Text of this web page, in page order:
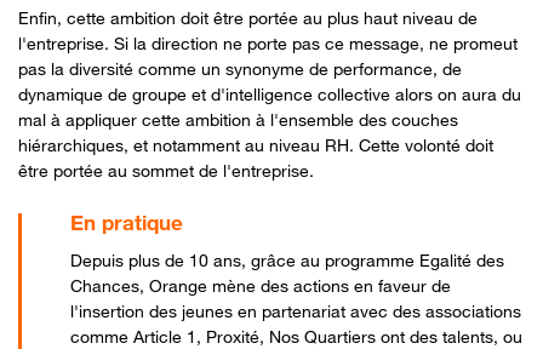
Enfin, cette ambition doit être portée au plus haut niveau de
l'entreprise. Si la direction ne porte pas ce message, ne promeut
pas la diversité comme un synonyme de performance, de
dynamique de groupe et d'intelligence collective alors on aura du
mal à appliquer cette ambition à l'ensemble des couches
hiérarchiques, et notamment au niveau RH. Cette volonté doit
être portée au sommet de l'entreprise.
Depuis plus de 10 ans, grâce au programme Egalité des
Chances, Orange mène des actions en faveur de
l'insertion des jeunes en partenariat avec des associations
comme Article 1, Proxité, Nos Quartiers ont des talents, ou